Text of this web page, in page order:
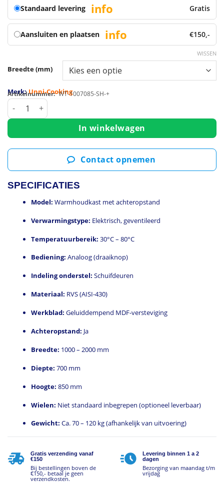
Standaard levering info Gratis
Aansluiten en plaatsen info €150,-
Breedte (mm)
WISSEN
Merk: Unni-Cooking
Artikelnummer: WT-1007085-SH-+
Warmhoudkast | RVS | 30°C/80°C | Geventileerd |
In winkelwagen
Contact opnemen
SPECIFICATIES
Model: Warmhoudkast met achteropstand
Verwarmingstype: Elektrisch, geventileerd
Temperatuurbereik: 30°C – 80°C
Bediening: Analoog (draaiknop)
Indeling onderstel: Schuifdeuren
Materiaal: RVS (AISI-430)
Werkblad: Geluiddempend MDF-versteviging
Achteropstand: Ja
Breedte: 1000 – 2000 mm
Diepte: 700 mm
Hoogte: 850 mm
Wielen: Niet standaard inbegrepen (optioneel leverbaar)
Gewicht: Ca. 70 – 120 kg (afhankelijk van uitvoering)
Gratis verzending vanaf
€150
Bij bestellingen boven de
€150,- betaal je geen
verzendkosten.
Levering binnen 1 a 2
dagen
Bezorging van maandag t/m
vrijdag